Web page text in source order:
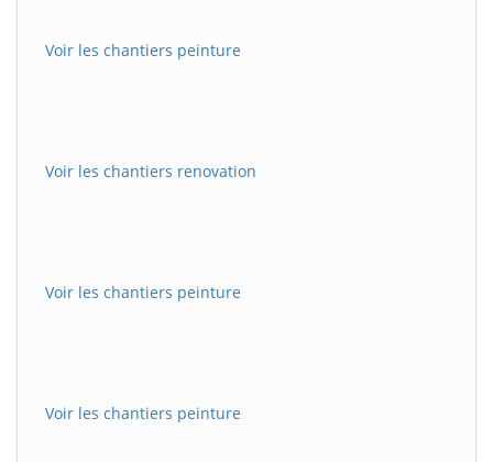
Voir les chantiers peinture
Voir les chantiers renovation
Voir les chantiers peinture
Voir les chantiers peinture